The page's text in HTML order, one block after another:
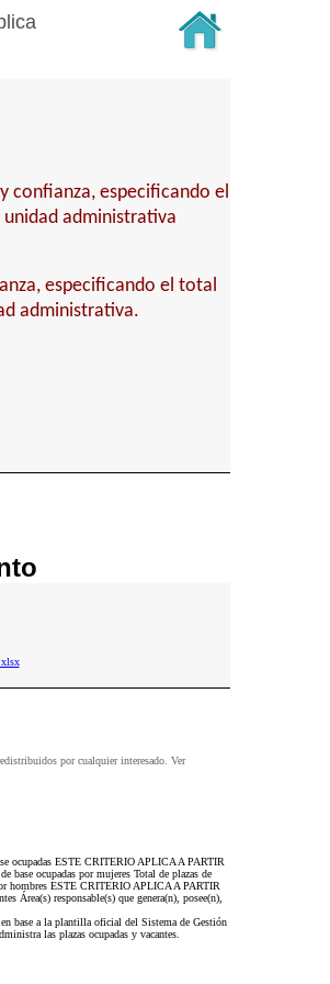
confianza, especificando el
administrativa
especificando el total
administrativa.
por cualquier interesado. Ver
ocupadas ESTE CRITERIO APLICA A PARTIR
ocupadas por mujeres Total de plazas de
hombres ESTE CRITERIO APLICA A PARTIR
Área(s) responsable(s) que genera(n), posee(n),
base a la plantilla oficial del Sistema de Gestión
las plazas ocupadas y vacantes.